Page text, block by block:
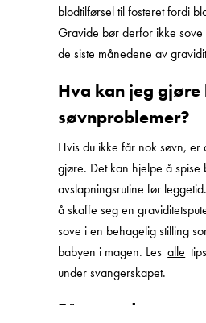
blodtilførsel til fosteret fordi
Gravide bør derfor ikke
de siste månedene av
Hva kan jeg
søvnproblemer?
Hvis du ikke får nok søvn, er
gjøre. Det kan hjelpe å
avslapningsrutine før
å skaffe seg en
sove i en behagelig stilling
babyen i magen. Les alle
under svangerskapet.
Få en god natts